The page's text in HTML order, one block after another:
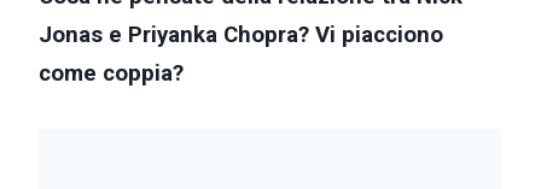
Jonas e Priyanka Chopra? Vi piacciono
come coppia?